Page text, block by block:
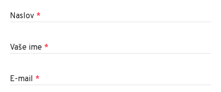
Naslov *
Vaše ime *
E-mail *